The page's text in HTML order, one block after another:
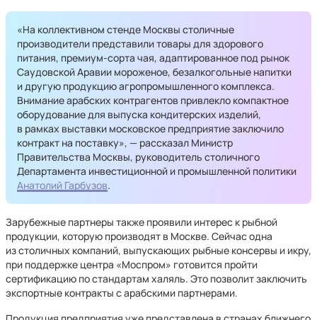
«На коллективном стенде Москвы столичные
производители представили товары для здорового
питания, премиум-сорта чая, адаптированное под рынок
Саудовской Аравии мороженое, безалкогольные напитки
и другую продукцию агропромышленного комплекса.
Внимание арабских контрагентов привлекло компактное
оборудование для выпуска кондитерских изделий,
в рамках выставки московское предприятие заключило
контракт на поставку», — рассказал Министр
Правительства Москвы, руководитель столичного
Департамента инвестиционной и промышленной политики
Анатолий Гарбузов.
Зарубежные партнеры также проявили интерес к рыбной
продукции, которую производят в Москве. Сейчас одна
из столичных компаний, выпускающих рыбные консервы и икру,
при поддержке центра «Моспром» готовится пройти
сертификацию по стандартам халяль. Это позволит заключить
экспортные контракты с арабскими партнерами.